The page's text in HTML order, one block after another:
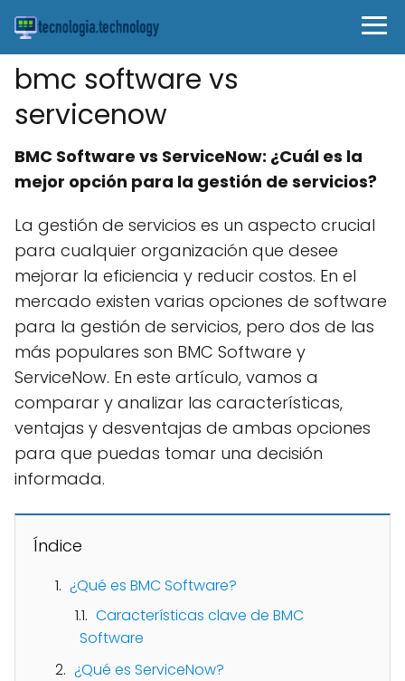
bmc software vs
servicenow
BMC Software vs ServiceNow: ¿Cuál es la
mejor opción para la gestión de servicios?
La gestión de servicios es un aspecto crucial
para cualquier organización que desee
mejorar la eficiencia y reducir costos. En el
mercado existen varias opciones de software
para la gestión de servicios, pero dos de las
más populares son BMC Software y
ServiceNow. En este artículo, vamos a
comparar y analizar las características,
ventajas y desventajas de ambas opciones
para que puedas tomar una decisión
informada.
Índice
¿Qué es BMC Software?
Características clave de BMC
Software
¿Qué es ServiceNow?